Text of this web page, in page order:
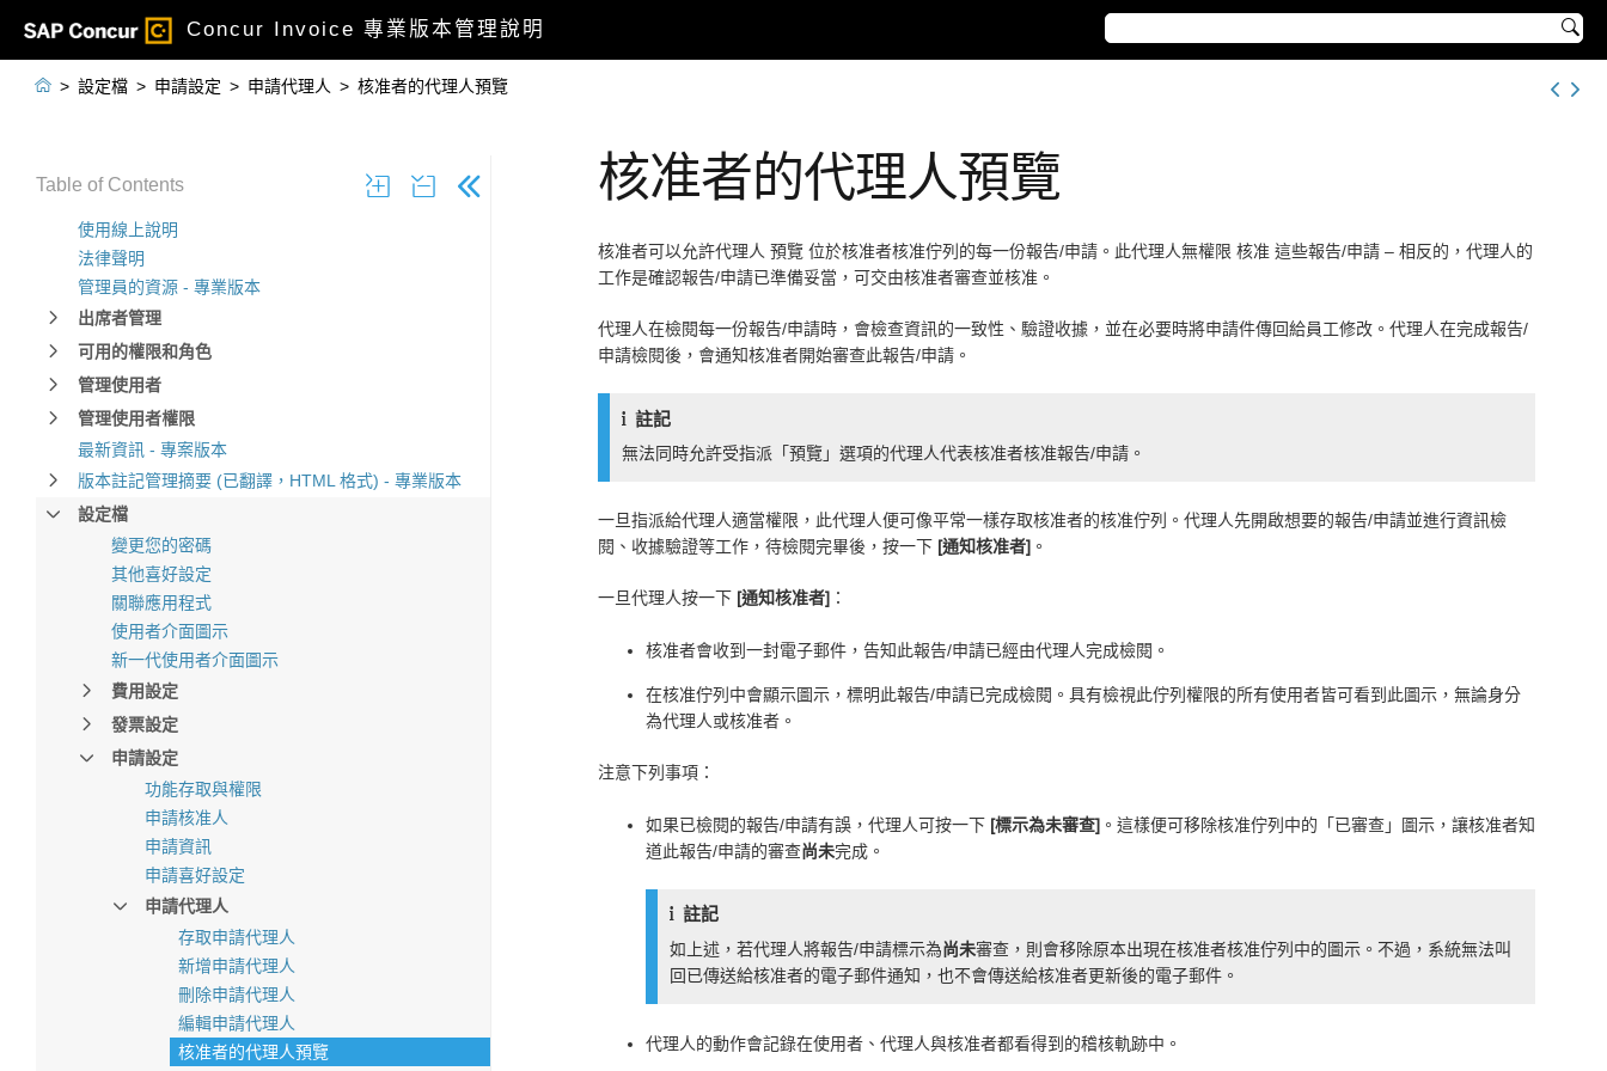
Concur Invoice 專業版本管理說明 
Table of Contents
使用線上說明
法律聲明
管理員的資源 - 專業版本
出席者管理
可用的權限和角色
管理使用者
管理使用者權限
最新資訊 - 專案版本
版本註記管理摘要 (已翻譯，HTML 格式) - 專業版本
設定檔
變更您的密碼
其他喜好設定
關聯應用程式
使用者介面圖示
新一代使用者介面圖示
費用設定
發票設定
申請設定
功能存取與權限
申請核准人
申請資訊
申請喜好設定
申請代理人
存取申請代理人
新增申請代理人
刪除申請代理人
編輯申請代理人
核准者的代理人預覽
 > 設定檔 > 申請設定 > 申請代理人 > 核准者的代理人預覽
核准者的代理人預覽
核准者可以允許代理人 預覽 位於核准者核准佇列的每一份報告/申請。此代理人無權限 核准 這些報告/申請 – 相反的，代理人的
工作是確認報告/申請已準備妥當，可交由核准者審查並核准。
代理人在檢閱每一份報告/申請時，會檢查資訊的一致性、驗證收據，並在必要時將申請件傳回給員工修改。代理人在完成報告/
申請檢閱後，會通知核准者開始審查此報告/申請。
註記
無法同時允許受指派「預覽」選項的代理人代表核准者核准報告/申請。
一旦指派給代理人適當權限，此代理人便可像平常一樣存取核准者的核准佇列。代理人先開啟想要的報告/申請並進行資訊檢
閱、收據驗證等工作，待檢閱完畢後，按一下 [通知核准者] 。
一旦代理人按一下 [通知核准者] ：
核准者會收到一封電子郵件，告知此報告/申請已經由代理人完成檢閱。
在核准佇列中會顯示圖示，標明此報告/申請已完成檢閱。具有檢視此佇列權限的所有使用者皆可看到此圖示，無論身分
為代理人或核准者。
注意下列事項：
如果已檢閱的報告/申請有誤，代理人可按一下 [標示為未審查] 。這樣便可移除核准佇列中的「已審查」圖示，讓核准者知
道此報告/申請的審查尚未完成。
註記
如上述，若代理人將報告/申請標示為尚未審查，則會移除原本出現在核准者核准佇列中的圖示。不過，系統無法叫
回已傳送給核准者的電子郵件通知，也不會傳送給核准者更新後的電子郵件。
代理人的動作會記錄在使用者、代理人與核准者都看得到的稽核軌跡中。